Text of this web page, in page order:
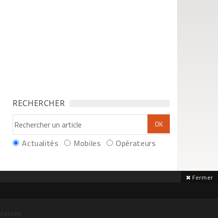
RECHERCHER
Actualités Mobiles Opérateurs
Fermer